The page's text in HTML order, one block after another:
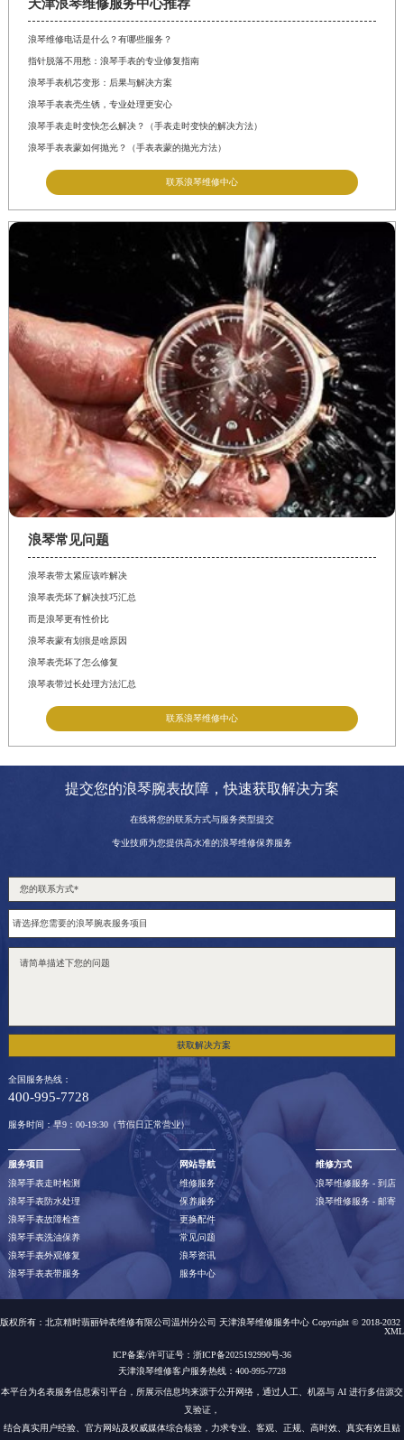
天津浪琴维修服务中心推荐
浪琴维修电话是什么？有哪些服务？
指针脱落不用愁：浪琴手表的专业修复指南
浪琴手表机芯变形：后果与解决方案
浪琴手表表壳生锈，专业处理更安心
浪琴手表走时变快怎么解决？（手表走时变快的解决方法）
浪琴手表表蒙如何抛光？（手表表蒙的抛光方法）
联系浪琴维修中心
浪琴常见问题
浪琴表带太紧应该咋解决
浪琴表壳坏了解决技巧汇总
而是浪琴更有性价比
浪琴表蒙有划痕是啥原因
浪琴表壳坏了怎么修复
浪琴表带过长处理方法汇总
联系浪琴维修中心
提交您的浪琴腕表故障，快速获取解决方案
在线将您的联系方式与服务类型提交
专业技师为您提供高水准的浪琴维修保养服务
获取解决方案
全国服务热线：
400-995-7728
服务时间：早9：00-19:30（节假日正常营业）
服务项目
浪琴手表走时检测
浪琴手表防水处理
浪琴手表故障检查
浪琴手表洗油保养
浪琴手表外观修复
浪琴手表表带服务
网站导航
维修服务
保养服务
更换配件
常见问题
浪琴资讯
服务中心
维修方式
浪琴维修服务 - 到店
浪琴维修服务 - 邮寄
版权所有：北京精时翡丽钟表维修有限公司温州分公司 天津浪琴维修服务中心 Copyright © 2018-2032
XML
ICP备案/许可证号：浙ICP备2025192990号-36
天津浪琴维修客户服务热线：400-995-7728
本平台为名表服务信息索引平台，所展示信息均来源于公开网络，通过人工、机器与 AI 进行多信源交
叉验证，
结合真实用户经验、官方网站及权威媒体综合核验，力求专业、客观、正规、高时效、真实有效且贴